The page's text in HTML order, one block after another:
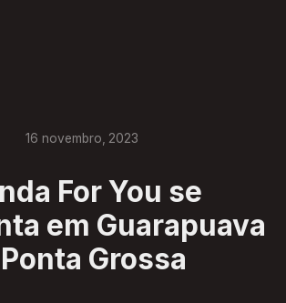
16 novembro 2023
For You se
em Guarapuava
Grossa